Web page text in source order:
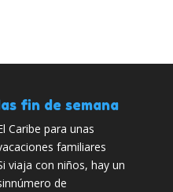
fin de semana
Caribe para unas
familiares
viaja con niños, hay un
de